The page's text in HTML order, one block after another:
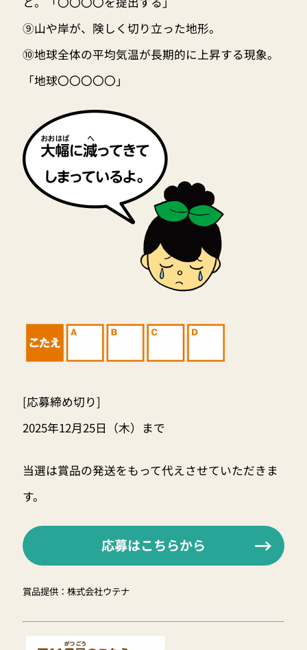
⑨山や岸が、険しく切り立った地形。
⑩地球全体の平均気温が長期的に上昇する現象。
「地球〇〇〇〇〇」
[応募締め切り]
2025年12月25日（木）まで
当選は賞品の発送をもって代えさせていただきま
す。
応募はこちらから
賞品提供：株式会社ウテナ